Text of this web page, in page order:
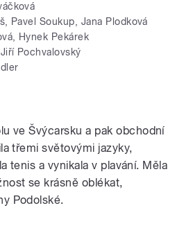
Pavel Soukup, Jana Plodková
Hynek Pekárek
Jiří Pochvalovský
ve Švýcarsku a pak obchodní
třemi světovými jazyky,
tenis a vynikala v plavání. Měla
se krásně oblékat,
Podolské.